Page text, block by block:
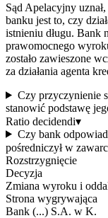
Sąd Apelacyjny
banku jest to, czy
istnieniu długu. Bank
prawomocnego
zostało zawieszone
za działania agenta
Czy przyczynienie
stanowić podstawę
Ratio decidendi▾
Czy bank
pośredniczył w
Rozstrzygnięcie
Decyzja
Zmiana wyroku i
Strona wygrywająca
Bank (...) S.A. w K.